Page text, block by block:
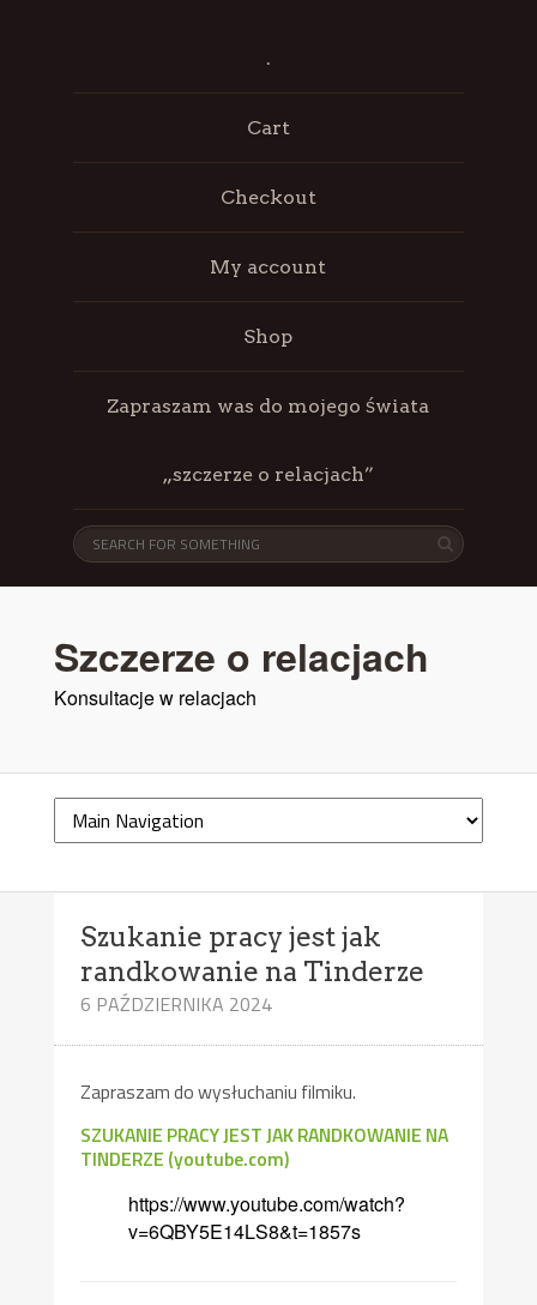
.
Cart
Checkout
My account
Shop
Zapraszam was do mojego świata
„szczerze o relacjach”
Szczerze o relacjach
Konsultacje w relacjach
Szukanie pracy jest jak
randkowanie na Tinderze
6 PAŹDZIERNIKA 2024
Zapraszam do wysłuchaniu filmiku.
SZUKANIE PRACY JEST JAK RANDKOWANIE NA
TINDERZE (youtube.com)
https://www.youtube.com/watch?
v=6QBY5E14LS8&t=1857s